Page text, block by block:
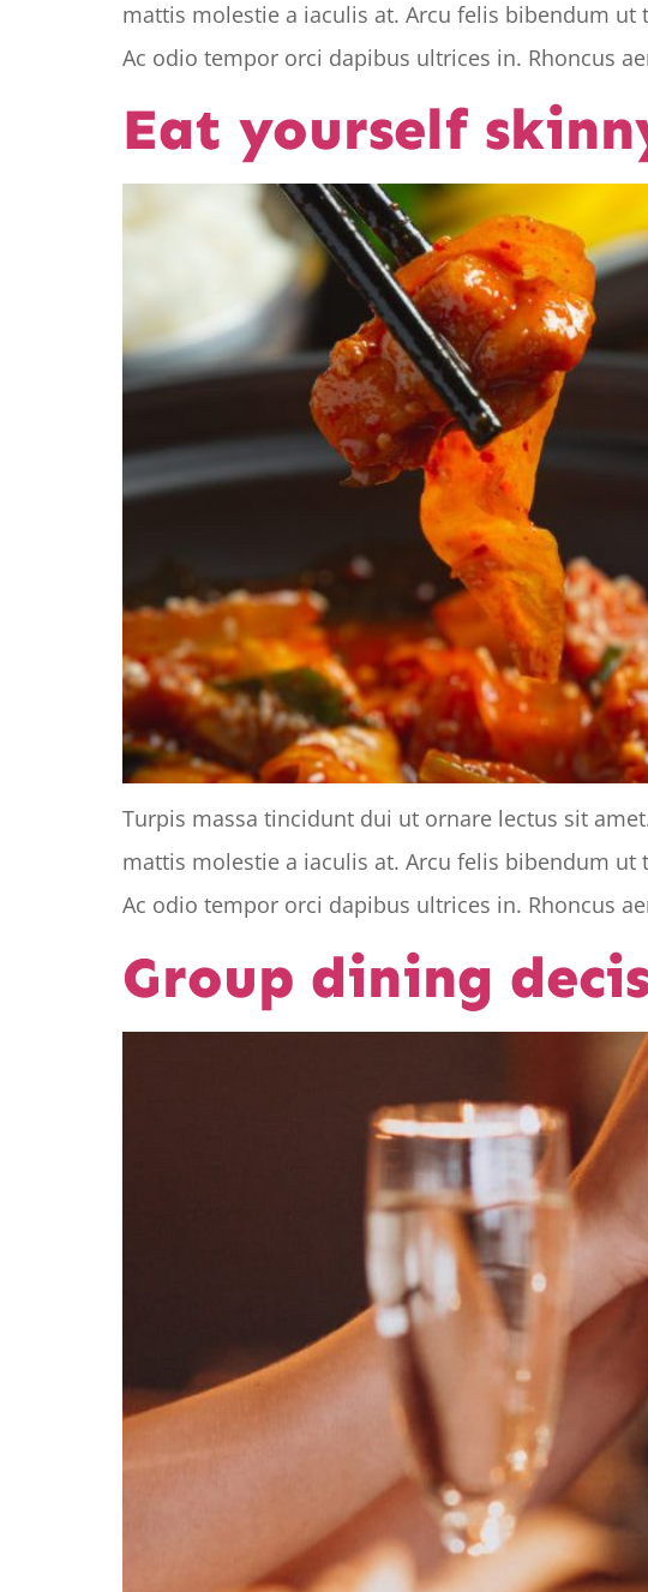
mattis molestie a iaculis at. Arcu felis bibendum
Ac odio tempor orci dapibus ultrices in. Rhoncus
Eat yourself
Turpis massa tincidunt dui ut ornare lectus sit
mattis molestie a iaculis at. Arcu felis bibendum
Ac odio tempor orci dapibus ultrices in. Rhoncus
Group dining